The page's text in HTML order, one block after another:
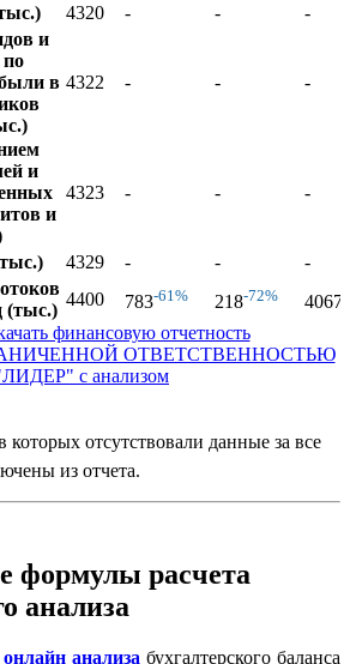
4320 - -
-
и
в 4322 - - -
и
и
4323 - - -
4329 - -
-
(тыс.)
4400 783-61% 218-72% 4067
финансовую отчетность
ОТВЕТСТВЕННОСТЬЮ
с анализом
которых отсутствовали данные за все
из отчета.
формулы расчета
анализа
онлайн анализа бухгалтерского баланса